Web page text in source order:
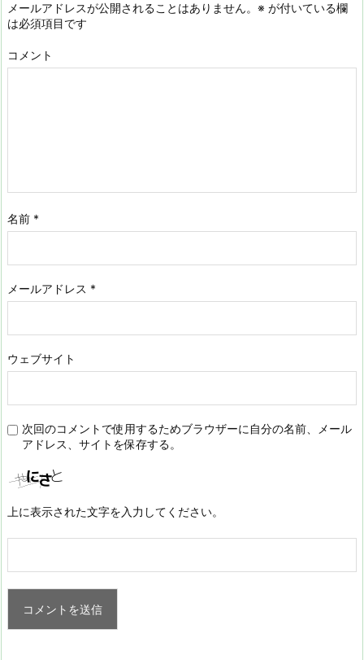
メールアドレスが公開されることはありません。 ※ が付いている欄
は必須項目です
コメント
名前 *
メールアドレス *
ウェブサイト
次回のコメントで使用するためブラウザーに自分の名前、メール
アドレス、サイトを保存する。
上に表示された文字を入力してください。